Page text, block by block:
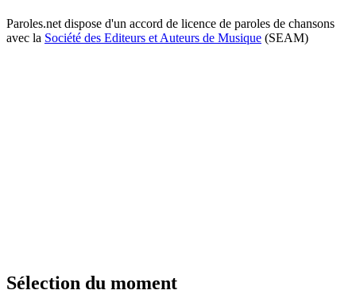
Paroles.net dispose d'un accord de licence de paroles de chansons
avec la Société des Editeurs et Auteurs de Musique (SEAM)
Sélection du moment